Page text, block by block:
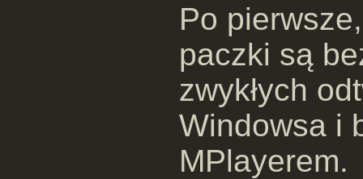
Po
paczki są
zwykłych
Windowsa i
MPlayerem.